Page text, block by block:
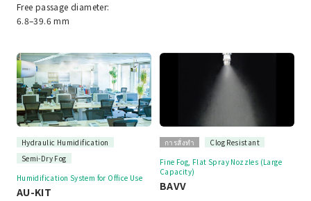
Free passage diameter:
6.8–39.6 mm
Hydraulic Humidification
Semi-Dry Fog
Humidification System for Office Use
AU-KIT
การสั่งทำ
Clog Resistant
Fine Fog, Flat Spray Nozzles (Large
Capacity)
BAVV